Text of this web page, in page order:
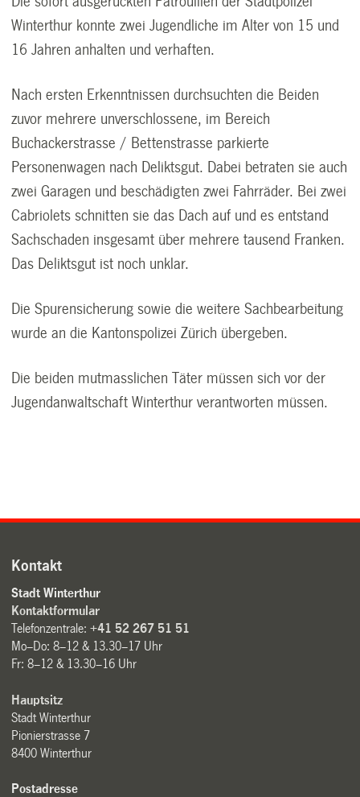
Winterthur konnte zwei Jugendliche im Alter von 15 und
16 Jahren anhalten und verhaften.
Nach ersten Erkenntnissen durchsuchten die Beiden
zuvor mehrere unverschlossene, im Bereich
Buchackerstrasse / Bettenstrasse parkierte
Personenwagen nach Deliktsgut. Dabei betraten sie auch
zwei Garagen und beschädigten zwei Fahrräder. Bei zwei
Cabriolets schnitten sie das Dach auf und es entstand
Sachschaden insgesamt über mehrere tausend Franken.
Das Deliktsgut ist noch unklar.
Die Spurensicherung sowie die weitere Sachbearbeitung
wurde an die Kantonspolizei Zürich übergeben.
Die beiden mutmasslichen Täter müssen sich vor der
Jugendanwaltschaft Winterthur verantworten müssen.
Kontakt
Stadt Winterthur
Kontaktformular
Telefonzentrale:+41 52 267 51 51
Mo–Do: 8–12 & 13.30–17 Uhr
Fr: 8–12 & 13.30–16 Uhr
Hauptsitz
Stadt Winterthur
Pionierstrasse 7
8400 Winterthur
Postadresse